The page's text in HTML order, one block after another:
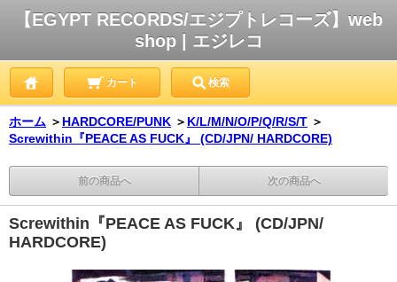
【EGYPT RECORDS/エジプトレコーズ】web
shop | エジレコ
カート 検索
ホーム ＞ HARDCORE/PUNK ＞ K/L/M/N/O/P/Q/R/S/T ＞
Screwithin『PEACE AS FUCK』 (CD/JPN/ HARDCORE)
前の商品へ 次の商品へ
Screwithin『PEACE AS FUCK』 (CD/JPN/
HARDCORE)